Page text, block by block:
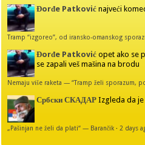
Đorđe Patković najveći
Tramp “izgoreo”, od iransko-omanskog
Đorđe Patković opet ako se
se zapali veš mašina na brodu
Nemaju više raketa — “Tramp želi sporazum,
Србски СКАДАР Izgleda da
„Pašinjan ne želi da plati“ — Barančik ·2 days